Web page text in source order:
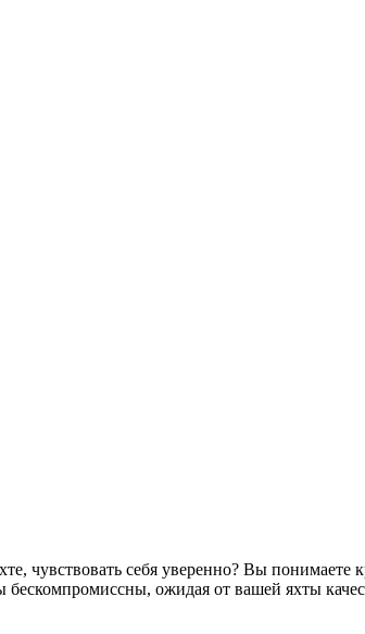
чувствовать себя уверенно? Вы
ожидая от вашей яхты